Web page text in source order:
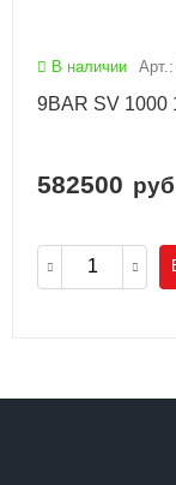
В наличии
9BAR SV 1000
582500